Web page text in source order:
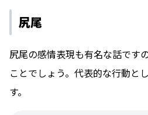
尻尾
尻尾の感情表現も有名な話です
ことでしょう。代表的な行動と
す。